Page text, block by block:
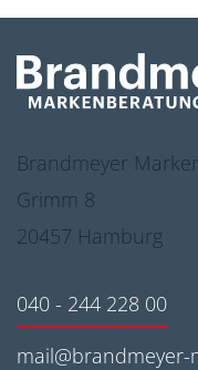
Brandmeyer
Grimm 8
20457 Hamburg
040 - 244 228 00